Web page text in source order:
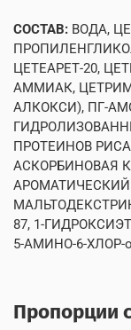
СОСТАВ: ВОДА,
ЦЕТЕАРЕТ-20,
АММИАК,
АЛКОКСИ), ПГ-
ПРОТЕИНОВ
АСКОРБИНОВАЯ
87, 1-
5-АМИНО-6-ХЛОР-
Пропорции